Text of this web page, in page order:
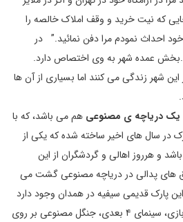
که نیت خرید و وقف املاک خالصه را
احداث نمودم مرا دفن نمائید.” در
عمده شهر به وی اختصاص دارد.
شهر زندگی می کنند اما بسیاری از آن ها
یک دریاچه ی مصنوعی هم می باشد، که با
در سال های اخیر ساخته شده که یکی از
و هرروز اهالی و گردشگران از این
های پدالی در دریاچه مصنوعی گشت می
پارک قدیمی سیفیه در همدان وجود دارد
نیز عبارت از آبنما و آبشار، شهر بازی، سینمای ۴ بعدی، جنگل مصنوعی بر روی